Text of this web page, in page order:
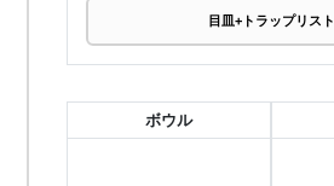
目皿+トラップリスト
ボウル